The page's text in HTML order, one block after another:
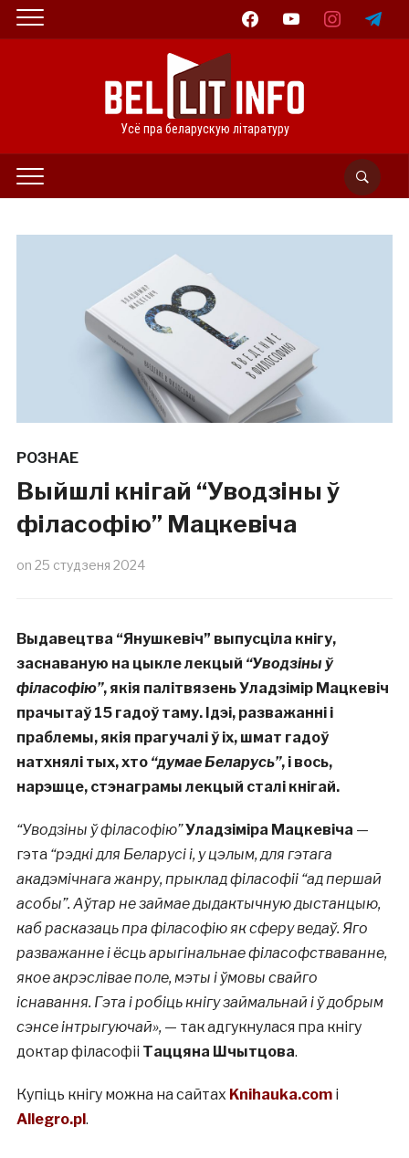
facebookyoutube instagramtelegram
Усё пра беларускую літаратуру
РОЗНАЕ
Выйшлі кнігай “Уводзіны ў
філасофію” Мацкевіча
on 25 студзеня 2024
Выдавецтва “Янушкевіч” выпусціла кнігу,
заснаваную на цыкле лекцый “Уводзіны ў
філасофію”, якія палітвязень Уладзімір Мацкевіч
прачытаў 15 гадоў таму. Ідэі, разважанні і
праблемы, якія прагучалі ў іх, шмат гадоў
натхнялі тых, хто “думае Беларусь”, і вось,
нарэшце, стэнаграмы лекцый сталі кнігай.
“Уводзіны ў філасофію”Уладзіміра Мацкевіча —
гэта “рэдкі для Беларусі і, у цэлым, для гэтага
акадэмічнага жанру, прыклад філасофіі “ад першай
асобы”. Аўтар не займае дыдактычную дыстанцыю,
каб расказаць пра філасофію як сферу ведаў. Яго
разважанне і ёсць арыгінальнае філасофстваванне,
якое акрэслівае поле, мэты і ўмовы свайго
існавання. Гэта і робіць кнігу займальнай і ў добрым
сэнсе інтрыгуючай»,— так адгукнулася пра кнігу
доктар філасофіі Таццяна Шчытцова.
Купіць кнігу можна на сайтах Knihauka.comi
Allegro.pl.